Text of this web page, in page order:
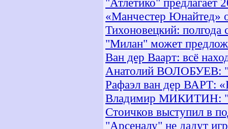
«Манчестер Юнайтед»
Тихоновецкий: полгода
"Милан" может
Ван дер Ваарт: всё
Анатолий ВОЛОБУЕВ:
Рафаэл ван дер ВАРТ:
Владимир МИКИТИН:
Стоичков выступил в
"Арсеналу" не дадут